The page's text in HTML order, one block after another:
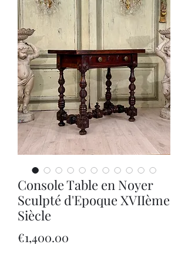
Console Table en Noyer
Sculpté d'Epoque XVIIème
Siècle
€1,400.00